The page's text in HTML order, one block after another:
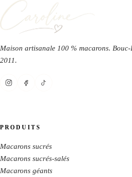
Maison artisanale 100 % macarons.
2011.
PRODUITS
Macarons sucrés
Macarons sucrés-salés
Macarons géants